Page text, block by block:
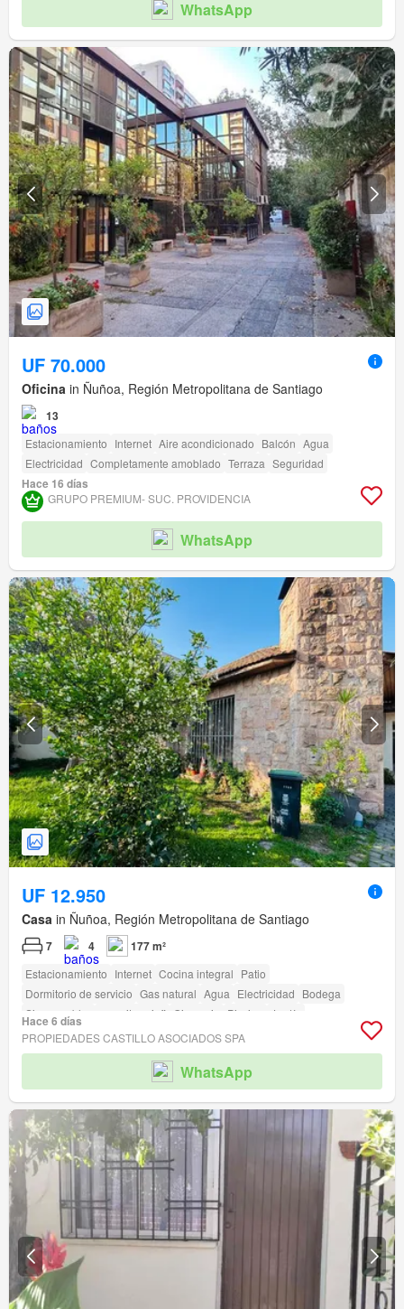
WhatsApp
UF 70.000
Oficina in Ñuñoa, Región Metropolitana de Santiago
13
Estacionamiento Internet Aire acondicionado Balcón Agua
Electricidad Completamente amoblado Terraza Seguridad
Hace 16 días
GRUPO PREMIUM- SUC. PROVIDENCIA
WhatsApp
UF 12.950
Casa in Ñuñoa, Región Metropolitana de Santiago
7 4 177 m²
Estacionamiento Internet Cocina integral Patio
Dormitorio de servicio Gas natural Agua Electricidad Bodega
Sin amueblar
amenity_wi_fi Gimnasio Piscina Jardín
Hace 6 días
PROPIEDADES CASTILLO ASOCIADOS SPA
WhatsApp